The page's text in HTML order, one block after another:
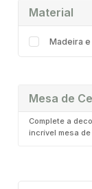
Material
Madeira e
Mesa de
Complete a
incrível mesa